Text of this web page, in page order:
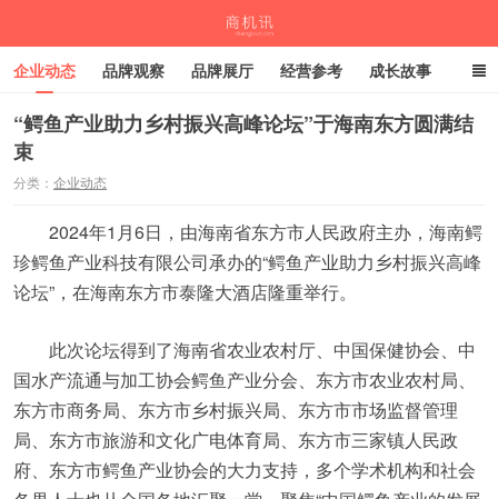
企业动态 品牌观察 品牌展厅 经营参考 成长故事
深度观察 伙伴计划
“鳄鱼产业助力乡村振兴高峰论坛”于海南东方圆满结
束
分类： 企业动态
2024年1月6日，由海南省东方市人民政府主办，海南鳄
珍鳄鱼产业科技有限公司承办的“鳄鱼产业助力乡村振兴高峰
论坛”，在海南东方市泰隆大酒店隆重举行。
此次论坛得到了海南省农业农村厅、中国保健协会、中
国水产流通与加工协会鳄鱼产业分会、东方市农业农村局、
东方市商务局、东方市乡村振兴局、东方市市场监督管理
局、东方市旅游和文化广电体育局、东方市三家镇人民政
府、东方市鳄鱼产业协会的大力支持，多个学术机构和社会